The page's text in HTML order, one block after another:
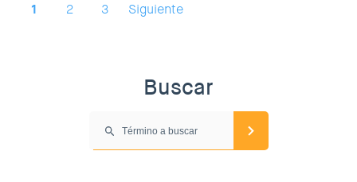
1 2 3 Siguiente
Buscar